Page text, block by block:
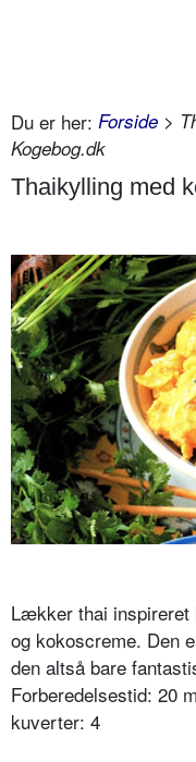
Du er her: Forside >
Kogebog.dk
Thaikylling med
Lækker thai
og kokoscreme. Den
den altså bare
Forberedelsestid: 20
kuverter: 4